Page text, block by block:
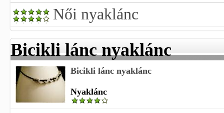
Női nyaklánc
Bicikli lánc nyaklánc
Bicikli lánc nyaklánc
Nyaklánc